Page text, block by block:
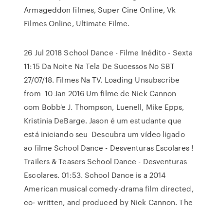
Armageddon filmes, Super Cine Online, Vk
Filmes Online, Ultimate Filme.
26 Jul 2018 School Dance - Filme Inédito - Sexta
11:15 Da Noite Na Tela De Sucessos No SBT
27/07/18. Filmes Na TV. Loading Unsubscribe
from 10 Jan 2016 Um filme de Nick Cannon
com Bobb'e J. Thompson, Luenell, Mike Epps,
Kristinia DeBarge. Jason é um estudante que
está iniciando seu Descubra um vídeo ligado
ao filme School Dance - Desventuras Escolares !
Trailers & Teasers School Dance - Desventuras
Escolares. 01:53. School Dance is a 2014
American musical comedy-drama film directed,
co- written, and produced by Nick Cannon. The